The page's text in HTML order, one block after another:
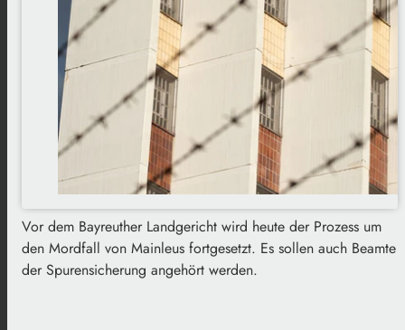
Vor dem Bayreuther Landgericht wird heute der Prozess um
den Mordfall von Mainleus fortgesetzt. Es sollen auch Beamte
der Spurensicherung angehört werden.